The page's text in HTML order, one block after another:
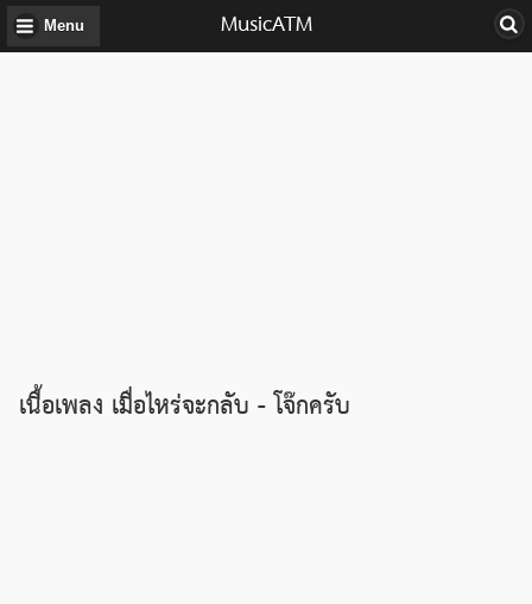
Menu MusicATM
เนื้อเพลง เมื่อไหร่จะกลับ - โจ๊กครับ